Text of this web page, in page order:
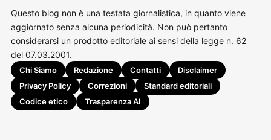
Questo blog non è una testata giornalistica, in quanto viene
aggiornato senza alcuna periodicità. Non può pertanto
considerarsi un prodotto editoriale ai sensi della legge n. 62
del 07.03.2001.
Chi Siamo Redazione Contatti
Disclaimer
Privacy Policy
Correzioni
Standard editoriali
Codice etico
Trasparenza AI